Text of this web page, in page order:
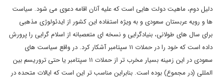
دلیل دوم، ماهیت دولت هایی است که علیه آنان اقامه دعوی می شود. سیاست
ها و رویه عربستان سعودی و به ویژه استفاده این کشور از ایدئولوژی مذهبی
برای سال های طولانی، بنیادگرایی و نسخه ای متعصبانه از اسلام گرایی را پرورش
داده است که خود را در حملات ۱۱ سپتامبر آشکار کرد. در واقع سیاست های
سعودی در این زمینه بسیار مخرب تر از حملات ۱۱ سپتامبر یا حتی تروریسم بین
المللی (در مجموع) بوده است. بنابراین مناسب تر این است که ایالات متحده در